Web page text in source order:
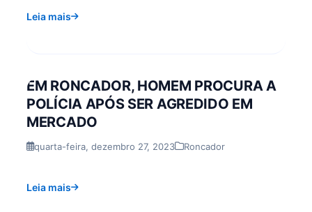
Leia mais
EM RONCADOR, HOMEM PROCURA A
POLÍCIA APÓS SER AGREDIDO EM
MERCADO
quarta-feira, dezembro 27, 2023 Roncador
Leia mais